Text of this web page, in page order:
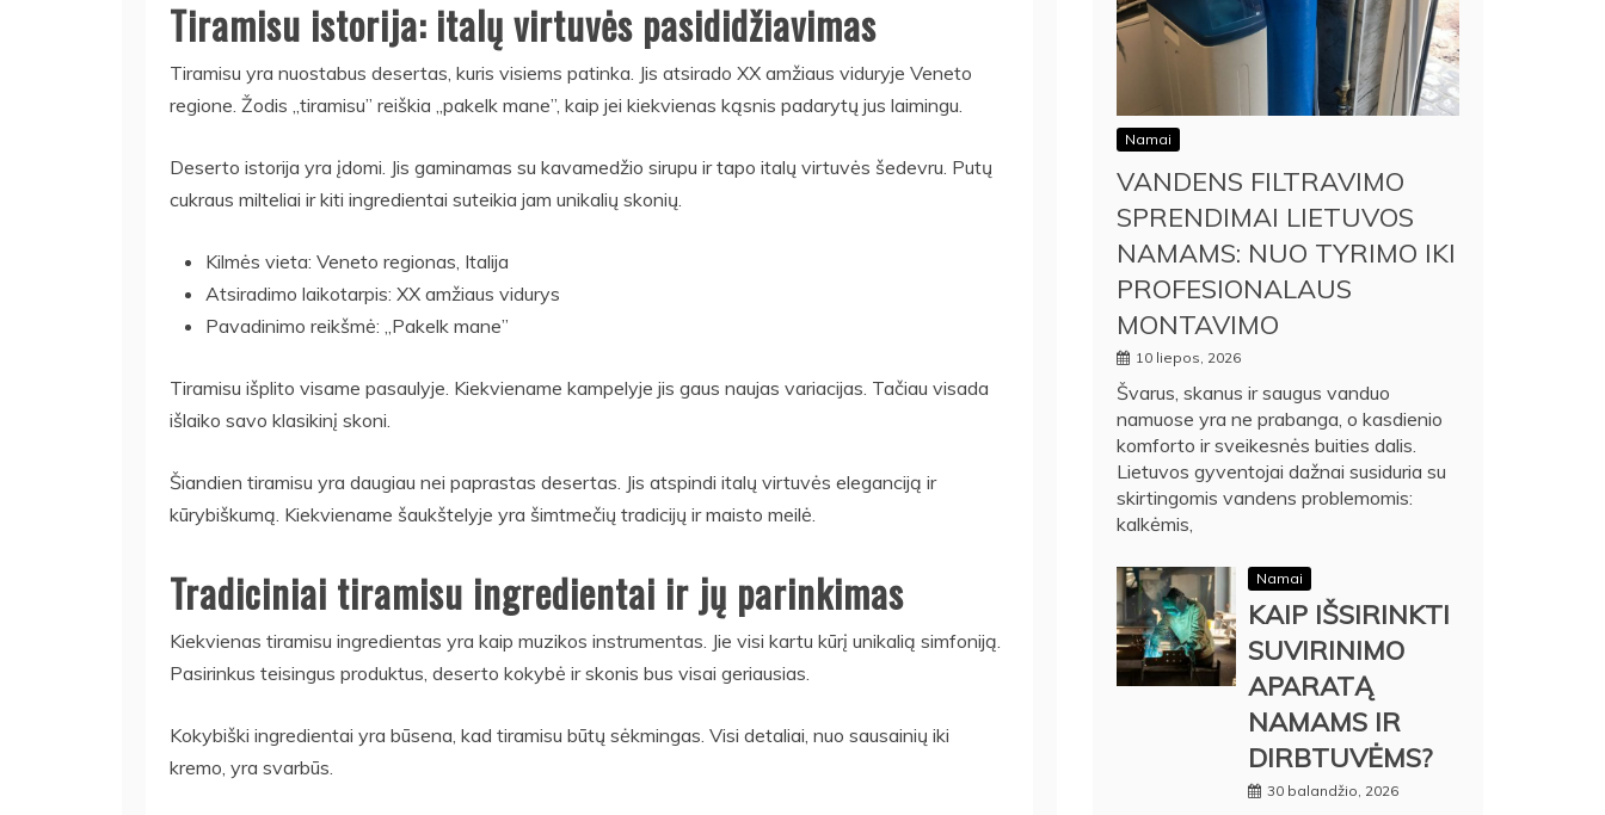
Tiramisu istorija: italų virtuvės pasididžiavimas
Tiramisu yra nuostabus desertas, kuris visiems patinka. Jis atsirado XX amžiaus viduryje Veneto
regione. Žodis „tiramisu” reiškia „pakelk mane”, kaip jei kiekvienas kąsnis padarytų jus laimingu.
Deserto istorija yra įdomi. Jis gaminamas su kavamedžio sirupu ir tapo italų virtuvės šedevru. Putų
cukraus milteliai ir kiti ingredientai suteikia jam unikalių skonių.
Kilmės vieta: Veneto regionas, Italija
Atsiradimo laikotarpis: XX amžiaus vidurys
Pavadinimo reikšmė: „Pakelk mane”
Tiramisu išplito visame pasaulyje. Kiekviename kampelyje jis gaus naujas variacijas. Tačiau visada
išlaiko savo klasikinį skoni.
Šiandien tiramisu yra daugiau nei paprastas desertas. Jis atspindi italų virtuvės eleganciją ir
kūrybiškumą. Kiekviename šaukštelyje yra šimtmečių tradicijų ir maisto meilė.
Tradiciniai tiramisu ingredientai ir jų parinkimas
Kiekvienas tiramisu ingredientas yra kaip muzikos instrumentas. Jie visi kartu kūrį unikalią simfoniją.
Pasirinkus teisingus produktus, deserto kokybė ir skonis bus visai geriausias.
Kokybiški ingredientai yra būsena, kad tiramisu būtų sėkmingas. Visi detaliai, nuo sausainių iki
kremo, yra svarbūs.
Namai
VANDENS FILTRAVIMO
SPRENDIMAI LIETUVOS
NAMAMS: NUO TYRIMO IKI
PROFESIONALAUS
MONTAVIMO
10 liepos, 2026
Švarus, skanus ir saugus vanduo
namuose yra ne prabanga, o kasdienio
komforto ir sveikesnės buities dalis.
Lietuvos gyventojai dažnai susiduria su
skirtingomis vandens problemomis:
kalkėmis,
Namai
KAIP IŠSIRINKTI
SUVIRINIMO
APARATĄ
NAMAMS IR
DIRBTUVĖMS?
30 balandžio, 2026